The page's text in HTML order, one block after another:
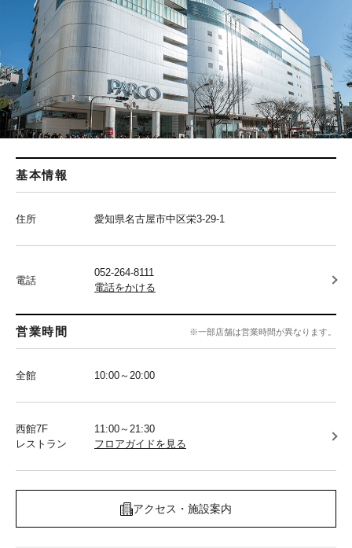
基本情報
住所 愛知県名古屋市中区栄3-29-1
電話
052-264-8111
電話をかける
営業時間 ※一部店舗は営業時間が異なります。
全館 10:00～20:00
西館7F
レストラン
11:00～21:30
フロアガイドを見る
アクセス・施設案内